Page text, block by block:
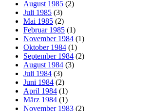
August 1985 (2)
Juli 1985 (3)
Mai 1985 (2)
Februar 1985 (1)
November 1984 (1)
Oktober 1984 (1)
September 1984 (2)
August 1984 (3)
Juli 1984 (3)
Juni 1984 (2)
April 1984 (1)
März 1984 (1)
November 1983 (2)